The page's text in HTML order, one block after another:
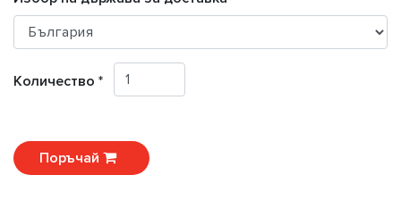
Количество *
Поръчай